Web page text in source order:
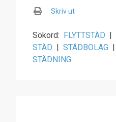
Skriv ut
Sökord: FLYTTSTÄD |
STÄD | STÄDBOLAG |
STÄDNING